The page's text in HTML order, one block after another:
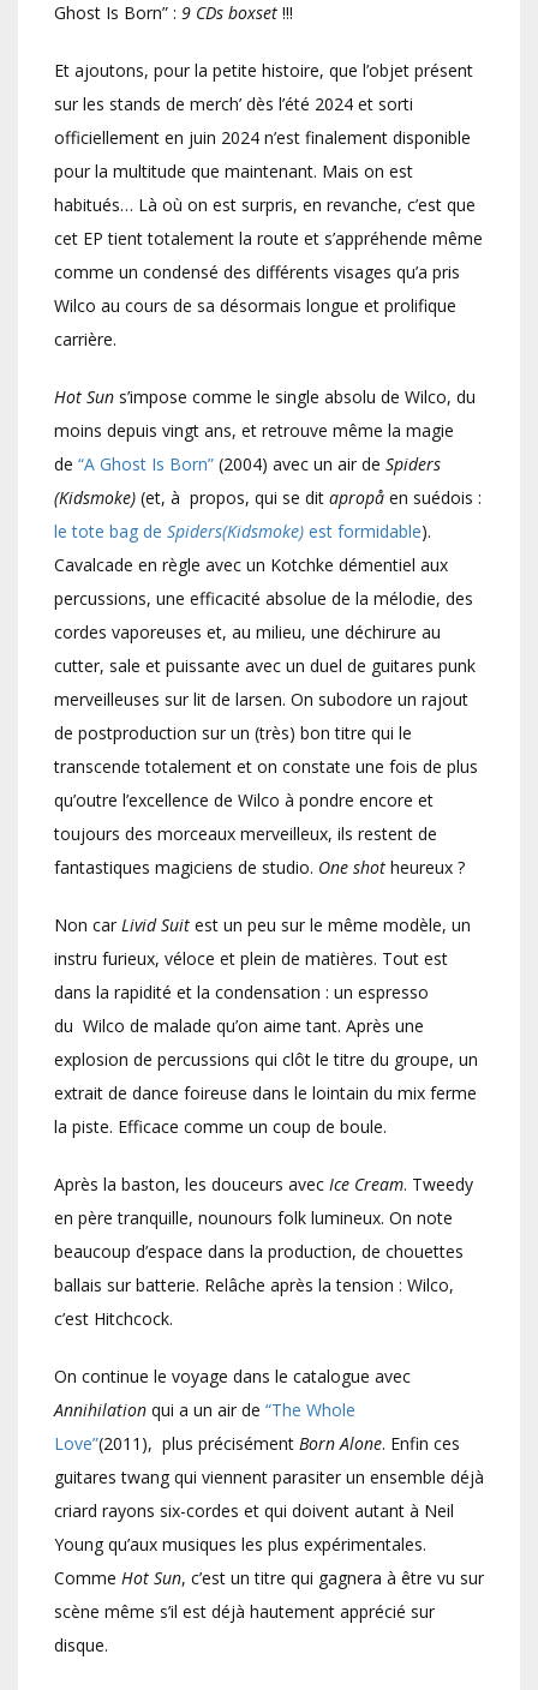
Ghost Is Born” : 9 CDs boxset !!!
Et ajoutons, pour la petite histoire, que l’objet présent
sur les stands de merch’ dès l’été 2024 et sorti
officiellement en juin 2024 n’est finalement disponible
pour la multitude que maintenant. Mais on est
habitués… Là où on est surpris, en revanche, c’est que
cet EP tient totalement la route et s’appréhende même
comme un condensé des différents visages qu’a pris
Wilco au cours de sa désormais longue et prolifique
carrière.
Hot Sun s’impose comme le single absolu de Wilco, du
moins depuis vingt ans, et retrouve même la magie
de “A Ghost Is Born” (2004) avec un air de Spiders
(Kidsmoke) (et, à propos, qui se dit apropå en suédois :
le tote bag de Spiders(Kidsmoke) est formidable).
Cavalcade en règle avec un Kotchke démentiel aux
percussions, une efficacité absolue de la mélodie, des
cordes vaporeuses et, au milieu, une déchirure au
cutter, sale et puissante avec un duel de guitares punk
merveilleuses sur lit de larsen. On subodore un rajout
de postproduction sur un (très) bon titre qui le
transcende totalement et on constate une fois de plus
qu’outre l’excellence de Wilco à pondre encore et
toujours des morceaux merveilleux, ils restent de
fantastiques magiciens de studio. One shot heureux ?
Non car Livid Suit est un peu sur le même modèle, un
instru furieux, véloce et plein de matières. Tout est
dans la rapidité et la condensation : un espresso
du Wilco de malade qu’on aime tant. Après une
explosion de percussions qui clôt le titre du groupe, un
extrait de dance foireuse dans le lointain du mix ferme
la piste. Efficace comme un coup de boule.
Après la baston, les douceurs avec Ice Cream. Tweedy
en père tranquille, nounours folk lumineux. On note
beaucoup d’espace dans la production, de chouettes
ballais sur batterie. Relâche après la tension : Wilco,
c’est Hitchcock.
On continue le voyage dans le catalogue avec
Annihilation qui a un air de “The Whole
Love”(2011), plus précisément Born Alone. Enfin ces
guitares twang qui viennent parasiter un ensemble déjà
criard rayons six-cordes et qui doivent autant à Neil
Young qu’aux musiques les plus expérimentales.
Comme Hot Sun, c’est un titre qui gagnera à être vu sur
scène même s’il est déjà hautement apprécié sur
disque.